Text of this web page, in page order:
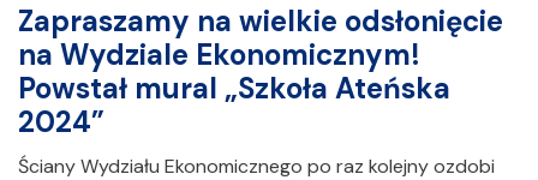
Zapraszamy na wielkie odsłonięcie
na Wydziale Ekonomicznym!
Powstał mural „Szkoła Ateńska
2024”
Ściany Wydziału Ekonomicznego po raz kolejny ozdobi